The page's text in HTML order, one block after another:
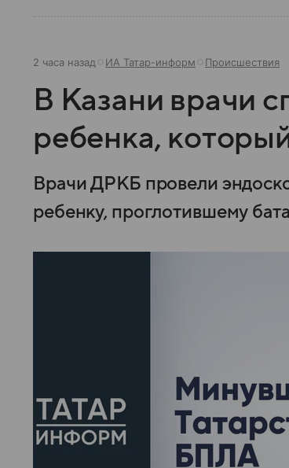
2 часа назад ИА Татар-информ Происшествия
В Казани врачи
ребенка,
Врачи ДРКБ провели
ребенку, проглотившему